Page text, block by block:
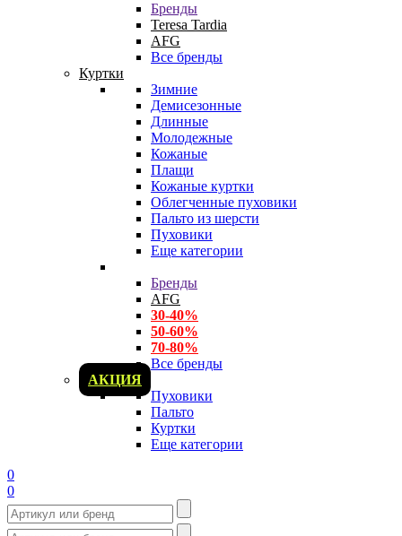
Бренды
Teresa Tardia
AFG
Все бренды
Куртки
Зимние
Демисезонные
Длинные
Молодежные
Кожаные
Плащи
Кожаные куртки
Облегченные пуховики
Пальто из шерсти
Пуховики
Еще категории
Бренды
AFG
30-40%
50-60%
70-80%
Все бренды
АКЦИЯ
Пуховики
Пальто
Куртки
Еще категории
0
0